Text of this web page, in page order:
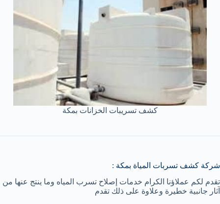
كشف تسريبات الخزانات بمكة
شركة كشف تسربات المياة بمكة :
تقدم لكم عملاؤنا الكرام خدمات إصلاح تسرب المياه وما ينتج عنها من
آثار جانبية خطيرة وعلاوة على ذلك تقدم